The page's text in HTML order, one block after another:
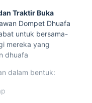
Traktir Buka
Dompet Dhuafa
untuk bersama-
mereka yang
dhuafa
dalam bentuk: